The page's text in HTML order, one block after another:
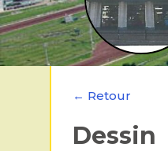
← Retour
Dessin